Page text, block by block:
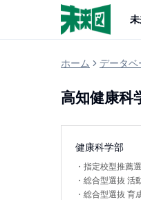
ホーム データベ
高知健康科
健康科学部
・ 指定校型推薦
・ 総合型選抜 活
・ 総合型選抜 育